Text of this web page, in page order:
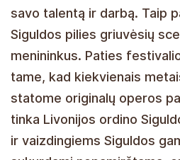
savo talentą ir darbą. Taip
Siguldos pilies griuvėsių
menininkus. Paties
tame, kad kiekvienais
statome originalų operos
tinka Livonijos ordino
ir vaizdingiems Siguldos